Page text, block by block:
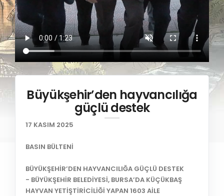
Büyükşehir’den hayvancılığa
güçlü destek
17 KASIM 2025
BASIN BÜLTENİ
BÜYÜKŞEHİR’DEN HAYVANCILIĞA GÜÇLÜ DESTEK
- BÜYÜKŞEHİR BELEDİYESİ, BURSA’DA KÜÇÜKBAŞ
HAYVAN YETİŞTİRİCİLİĞİ YAPAN 1603 AİLE